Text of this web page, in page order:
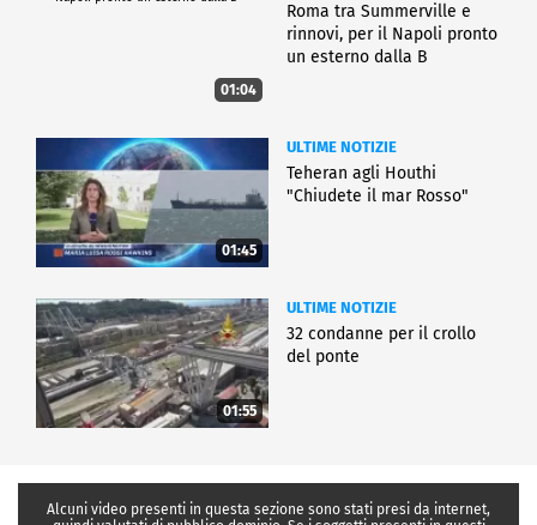
01:04
Roma tra Summerville e
rinnovi, per il Napoli pronto
un esterno dalla B
01:45
ULTIME NOTIZIE
Teheran agli Houthi
"Chiudete il mar Rosso"
01:55
ULTIME NOTIZIE
32 condanne per il crollo
del ponte
Alcuni video presenti in questa sezione sono stati presi da internet,